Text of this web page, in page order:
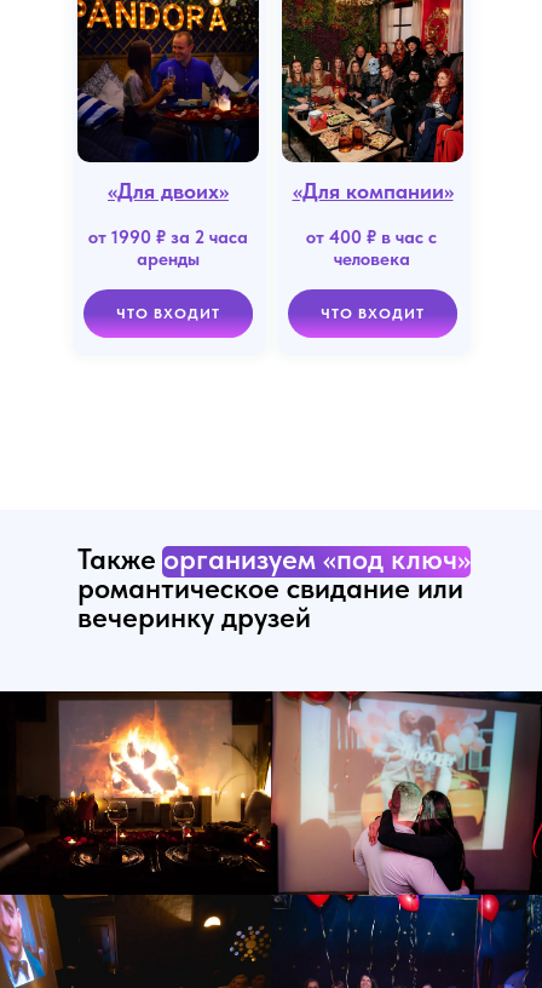
«Для двоих»
ЧТО ВХОДИТ
от 1990 ₽ за 2 часа
аренды
«Для компании»
ЧТО ВХОДИТ
от 400 ₽ в час с
человека
Такжеорганизуем «под ключ»
романтическое свидание или
вечеринку друзей